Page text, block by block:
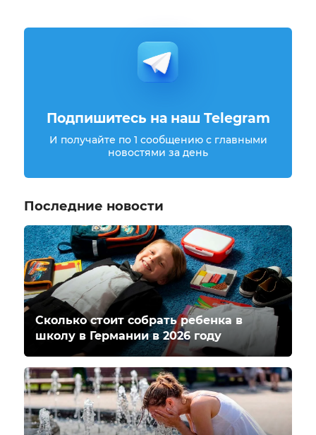
Подпишитесь на наш Telegram
И получайте по 1 сообщению с главными
новостями за день
Последние новости
Сколько стоит собрать ребенка в
школу в Германии в 2026 году